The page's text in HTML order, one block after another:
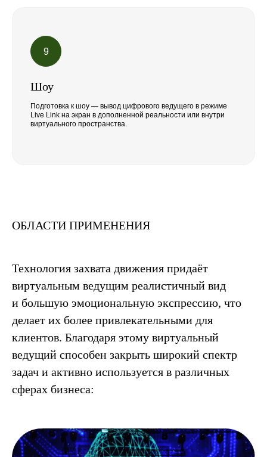
Шоу
Подготовка к шоу — вывод цифрового ведущего в режиме
Live Link на экран в дополненной реальности или внутри
виртуального пространства.
ОБЛАСТИ ПРИМЕНЕНИЯ
Технология захвата движения придаёт
виртуальным ведущим реалистичный вид
и большую эмоциональную экспрессию, что
делает их более привлекательными для
клиентов. Благодаря этому виртуальный
ведущий способен закрыть широкий спектр
задач и активно используется в различных
сферах бизнеса: